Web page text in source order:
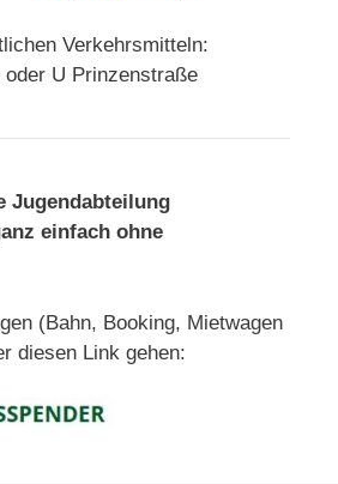
Verkehrsmitteln:
oder U Prinzenstraße
Jugendabteilung
einfach ohne
(Bahn, Booking, Mietwagen
diesen Link gehen: